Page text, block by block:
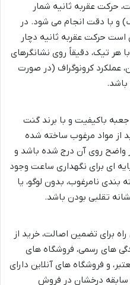
حرکت عقربه ثانیه شمار
و با دقت انجام می شود. در
حرکت عقربه ثانیه دچار
هر تیک، دقیقاً روی نشانگرهای
عملکرد کرونوگراف (در صورت
باشد.
باکیفیت و با برند گنت
از مواد مرغوب ساخته شده
واضح روی آن درج شده باشد و
ای برای نگهداری ساعت وجود
بندی نامرغوب، بدون لوگو، یا
تقلبی بودن باشد.
برای تضمین اصالت، خرید از
های رسمی، فروشگاه های
و فروشگاه های آنلاین دارای
و سابقه درخشان در فروش